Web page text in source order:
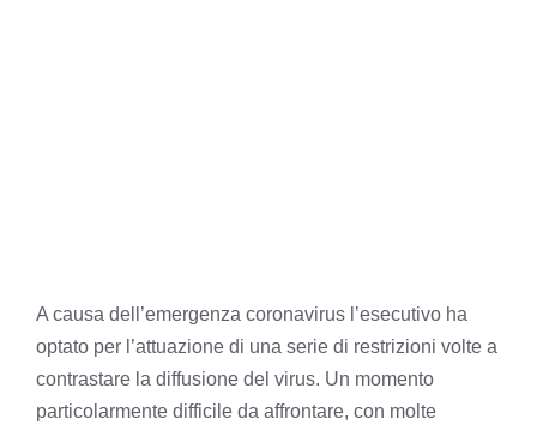
A causa dell’emergenza coronavirus l’esecutivo ha
optato per l’attuazione di una serie di restrizioni volte a
contrastare la diffusione del virus. Un momento
particolarmente difficile da affrontare, con molte